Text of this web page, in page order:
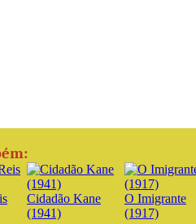
Cidadão Kane
(1941)
O Imigrante
(1917)